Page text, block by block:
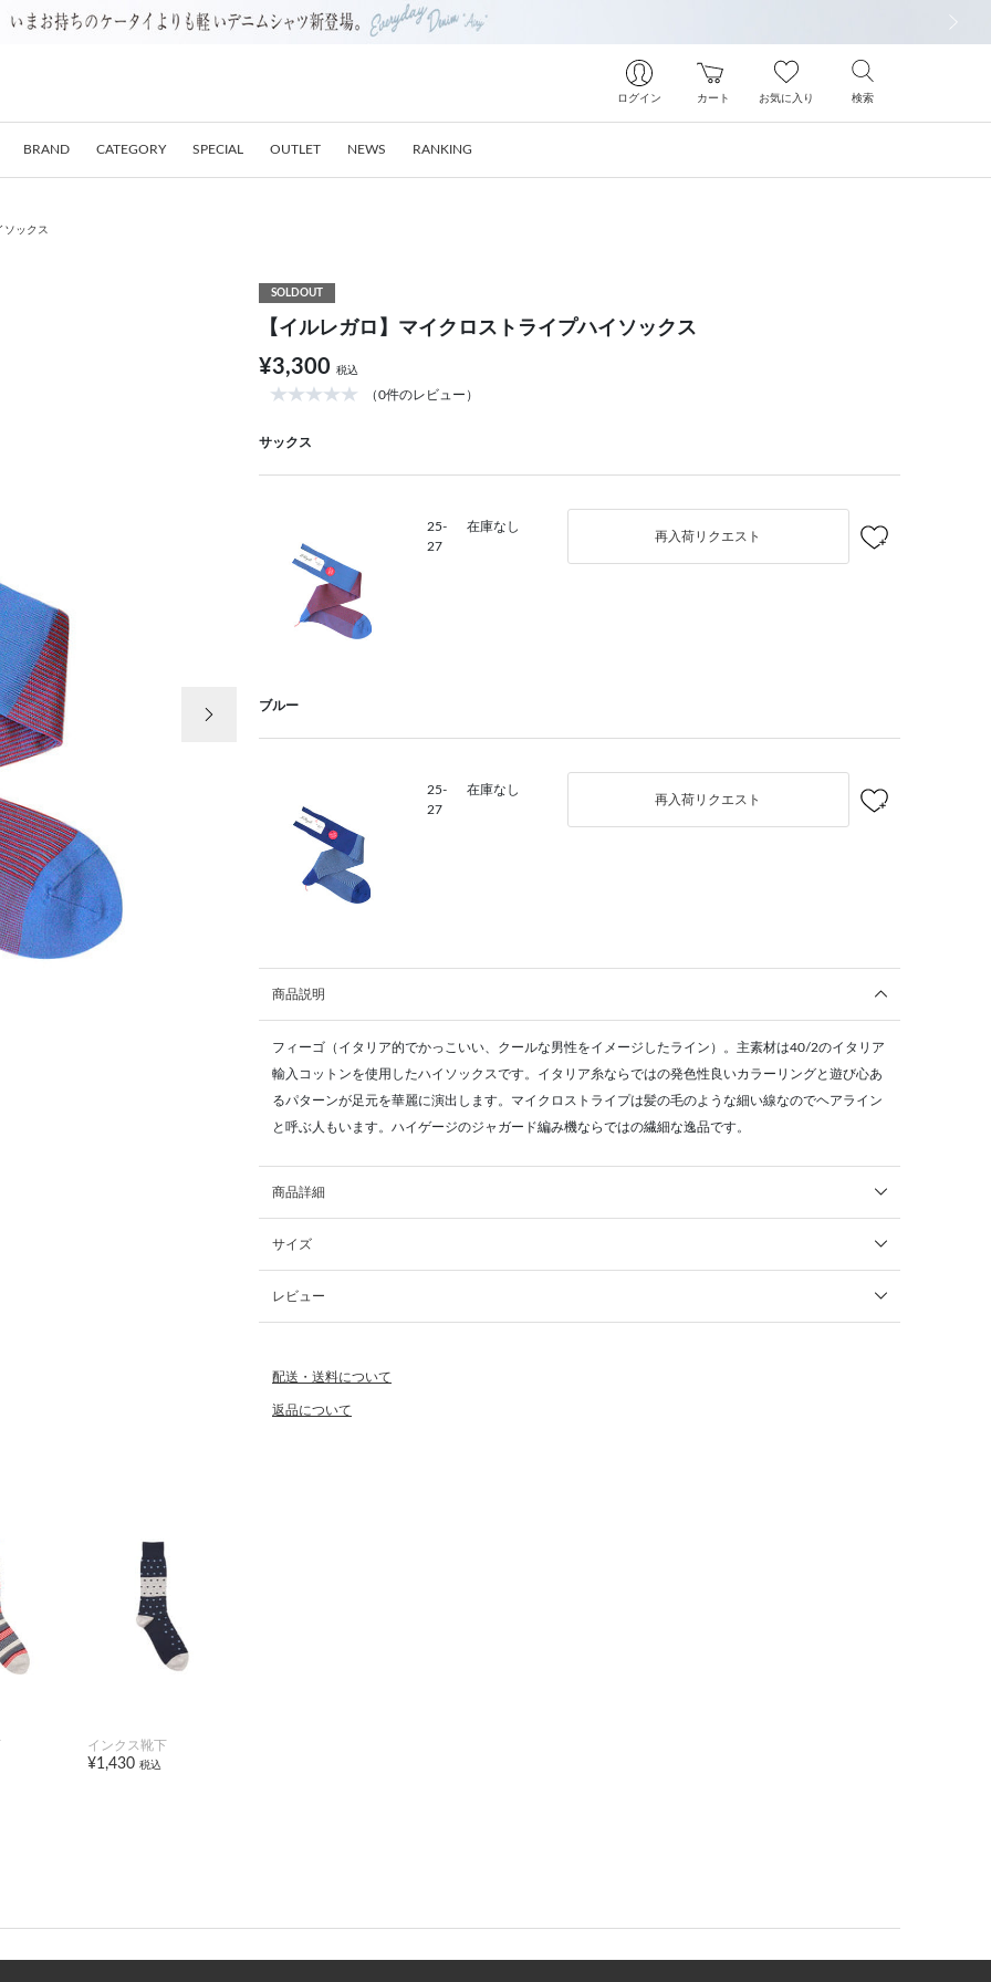
ログイン カート お気に入り 検索
BRAND CATEGORY SPECIAL OUTLET NEWS RANKING
ソックス
インクス靴下
¥1,430 税込
SOLDOUT
【イルレガロ】マイクロストライプハイソックス
¥3,300 税込
（0件のレビュー）
サックス
25-
27
在庫なし
再入荷リクエスト
ブルー
25-
27
在庫なし
再入荷リクエスト
商品説明
フィーゴ（イタリア的でかっこいい、クールな男性をイメージしたライン）。主素材は40/2のイタリア
輸入コットンを使用したハイソックスです。イタリア糸ならではの発色性良いカラーリングと遊び心あ
るパターンが足元を華麗に演出します。マイクロストライプは髪の毛のような細い線なのでヘアライン
と呼ぶ人もいます。ハイゲージのジャガード編み機ならではの繊細な逸品です。
商品詳細
サイズ
レビュー
配送・送料について
返品について